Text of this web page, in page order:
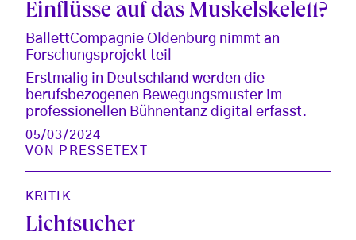
Einflüsse auf das Muskelskelett?
BallettCompagnie Oldenburg nimmt an
Forschungsprojekt teil
Erstmalig in Deutschland werden die
berufsbezogenen Bewegungsmuster im
professionellen Bühnentanz digital erfasst.
05/03/2024
VON
PRESSETEXT
KRITIK
Lichtsucher